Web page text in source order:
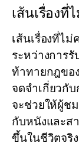
เส้นเรื่อง
เส้นเรื่องที่ไ
ระหว่างการ
ท้าทายกฎขอ
จดจำเกี่ยวกั
จะช่วยให้ผู้ช
กับหนังและส
ขึ้นในชีวิตจริง